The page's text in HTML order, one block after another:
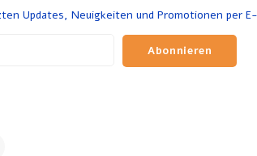
Updates, Neuigkeiten und Promotionen per
Abonnieren